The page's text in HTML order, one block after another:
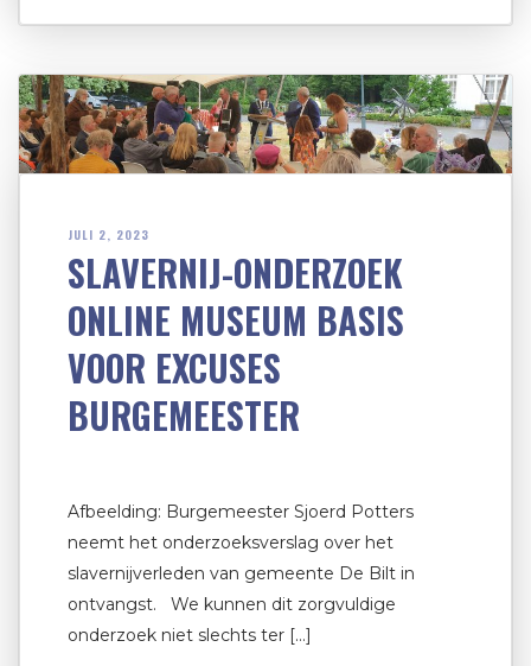
JULI 2, 2023
SLAVERNIJ-ONDERZOEK
ONLINE MUSEUM BASIS
VOOR EXCUSES
BURGEMEESTER
Afbeelding: Burgemeester Sjoerd Potters
neemt het onderzoeksverslag over het
slavernijverleden van gemeente De Bilt in
ontvangst. We kunnen dit zorgvuldige
onderzoek niet slechts ter […]